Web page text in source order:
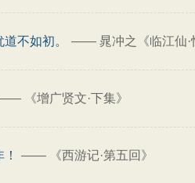
不如初。 —— 晁冲之《临江仙·
《增广贤文·下集》
—— 《西游记·第五回》